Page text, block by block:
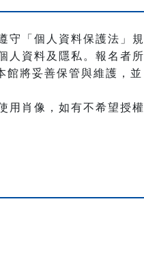
守「個人資料保護法」規
人資料及隱私。報名者所
館將妥善保管與維護，並
用肖像，如有不希望授權